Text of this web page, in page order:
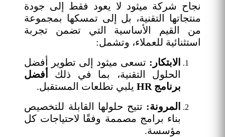
نجاح شركة ميثود لا يعود فقط إلى جودة
منتجاتها التقنية، بل إلى تمسكها بمجموعة
من القيم الأساسية التي تضمن تجربة
استثنائية للعملاء، وتشمل:
الابتكار: تسعى ميثود إلى تطوير أفضل
الحلول التقنية، بما في ذلك
أفضل
برنامج HR
يلبي تطلعات المستقبل.
المرونة: تتيح حلولها القابلة للتخصيص
بناء برامج مصممة وفقًا لاحتياجات كل
مؤسسة.